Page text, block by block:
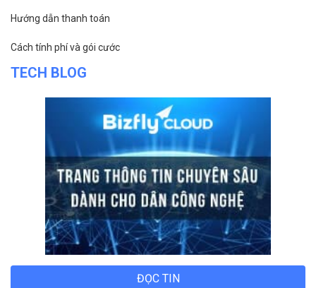
Hướng dẫn thanh toán
Cách tính phí và gói cước
TECH BLOG
ĐỌC TIN